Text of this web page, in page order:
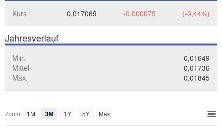
Kurs 0,017069 -0,000075 (-0,44%)
Jahresverlauf
Min.
0,01649
Mittel
0,01736
Max.
0,01845
Zoom 1M 3M 1Y 5Y Max